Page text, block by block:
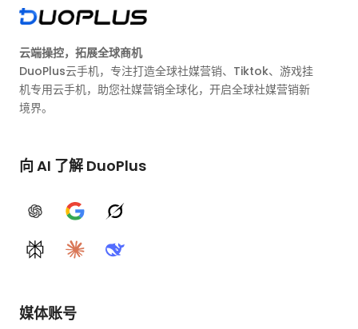
云端操控，拓展全球商机
DuoPlus云手机，专注打造全球社媒营销、Tiktok、游戏挂
机专用云手机，助您社媒营销全球化，开启全球社媒营销新
境界。
向 AI 了解 DuoPlus
ChatGPTGoogle AIGrok
PerplexityClaudeDeepSeek
媒体账号